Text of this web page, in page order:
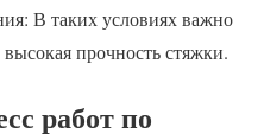
В таких условиях важно
прочность стяжки.
работ по